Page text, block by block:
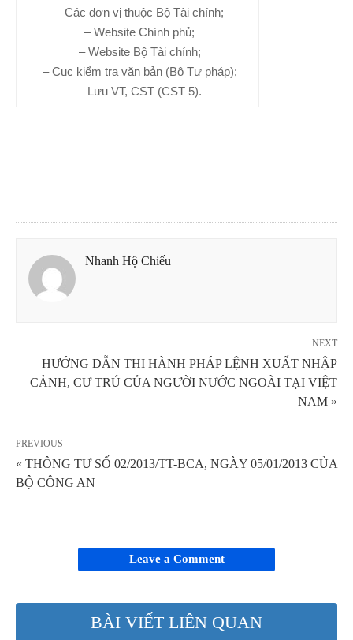
– Các đơn vị thuộc Bộ Tài chính;
– Website Chính phủ;
– Website Bộ Tài chính;
– Cục kiểm tra văn bản (Bộ Tư pháp);
– Lưu VT, CST (CST 5).
Nhanh Hộ Chiếu
NEXT
HƯỚNG DẪN THI HÀNH PHÁP LỆNH XUẤT NHẬP
CẢNH, CƯ TRÚ CỦA NGƯỜI NƯỚC NGOÀI TẠI VIỆT
NAM »
PREVIOUS
« THÔNG TƯ SỐ 02/2013/TT-BCA, NGÀY 05/01/2013 CỦA
BỘ CÔNG AN
Leave a Comment
BÀI VIẾT LIÊN QUAN